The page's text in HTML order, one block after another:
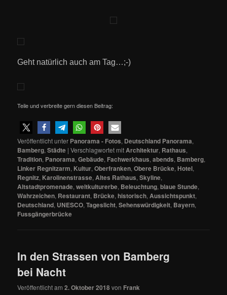
Geht natürlich auch am Tag…;-)
Teile und verbreite gern diesen Beitrag:
Veröffentlicht unter Panorama - Fotos, Deutschland Panorama,
Bamberg,Städte |Verschlagwortet mitArchitektur, Rathaus,
Tradition, Panorama,Gebäude, Fachwerkhaus,abends, Bamberg,
Linker Regnitzarm, Kultur,Oberfranken,Obere Brücke, Hotel,
Regnitz, Karolinenstrasse, Altes Rathaus,Skyline,
Altstadtpromenade,weltkulturerbe, Beleuchtung,blaue Stunde,
Wahrzeichen, Restaurant, Brücke,historisch, Aussichtspunkt,
Deutschland, UNESCO,Tageslicht,Sehenswürdigkeit, Bayern,
Fussgängerbrücke
In den Strassen von Bamberg
bei Nacht
Veröffentlicht am2. Oktober 2018von Frank